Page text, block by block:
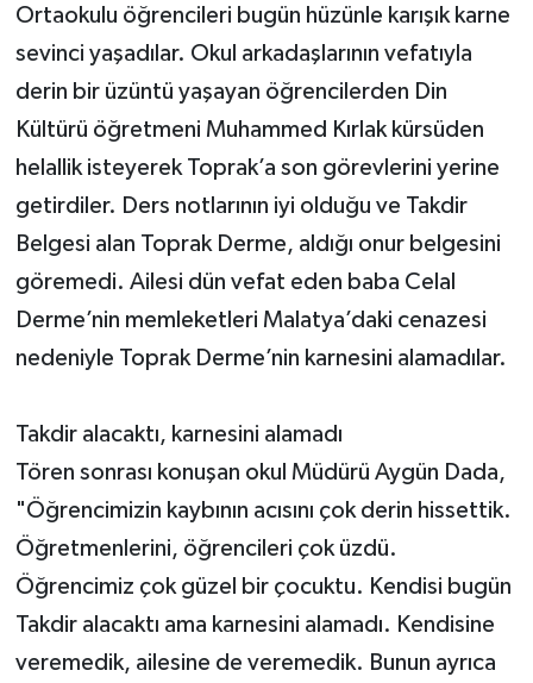
Ortaokulu öğrencileri bugün hüzünle karışık karne
sevinci yaşadılar. Okul arkadaşlarının vefatıyla
derin bir üzüntü yaşayan öğrencilerden Din
Kültürü öğretmeni Muhammed Kırlak kürsüden
helallik isteyerek Toprak’a son görevlerini yerine
getirdiler. Ders notlarının iyi olduğu ve Takdir
Belgesi alan Toprak Derme, aldığı onur belgesini
göremedi. Ailesi dün vefat eden baba Celal
Derme’nin memleketleri Malatya’daki cenazesi
nedeniyle Toprak Derme’nin karnesini alamadılar.
Takdir alacaktı, karnesini alamadı
Tören sonrası konuşan okul Müdürü Aygün Dada,
"Öğrencimizin kaybının acısını çok derin hissettik.
Öğretmenlerini, öğrencileri çok üzdü.
Öğrencimiz çok güzel bir çocuktu. Kendisi bugün
Takdir alacaktı ama karnesini alamadı. Kendisine
veremedik, ailesine de veremedik. Bunun ayrıca